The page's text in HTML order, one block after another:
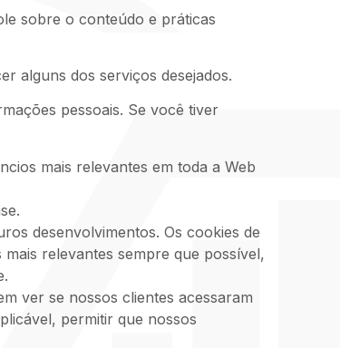
sobre o conteúdo e práticas
alguns dos serviços desejados.
pessoais. Se você tiver
mais relevantes em toda a Web
desenvolvimentos. Os cookies de
relevantes sempre que possível,
ver se nossos clientes acessaram
permitir que nossos